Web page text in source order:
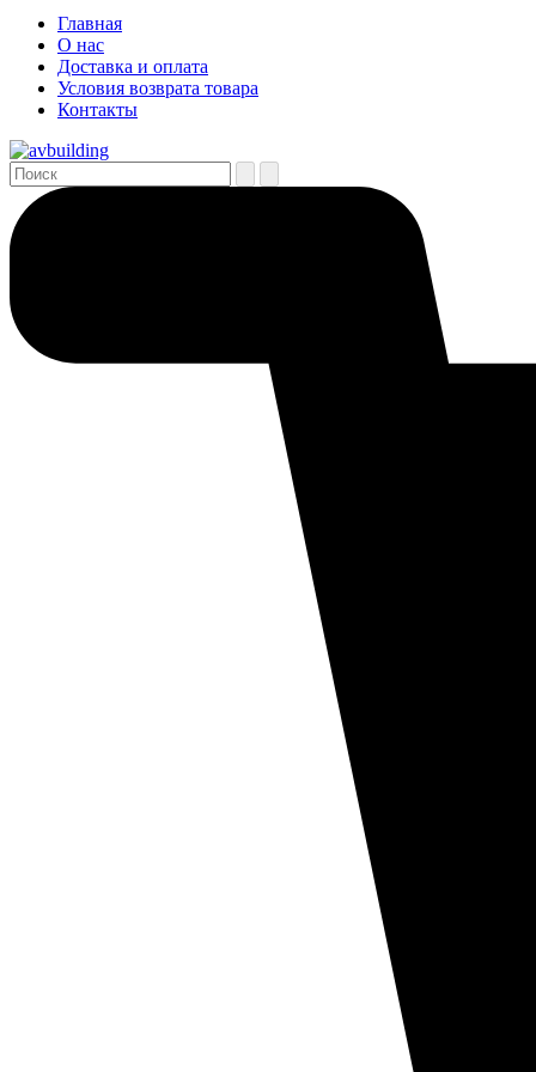
Главная
О нас
Доставка и оплата
Условия возврата товара
Контакты